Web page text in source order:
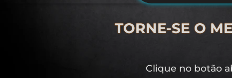
TORNE-SE O
Clique no botão